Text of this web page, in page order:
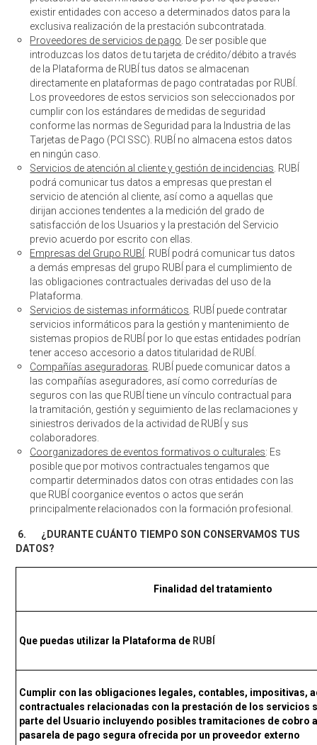
existir entidades con acceso a determinados datos para la
exclusiva realización de la prestación subcontratada.
Proveedores de servicios de pago . De ser posible que
introduzcas los datos de tu tarjeta de crédito/débito a través
de la Plataforma de RUBÍ tus datos se almacenan
directamente en plataformas de pago contratadas por RUBÍ.
Los proveedores de estos servicios son seleccionados por
cumplir con los estándares de medidas de seguridad
conforme las normas de Seguridad para la Industria de las
Tarjetas de Pago (PCI SSC). RUBÍ no almacena estos datos
en ningún caso.
Servicios de atención al cliente y gestión de incidencias . RUBÍ
podrá comunicar tus datos a empresas que prestan el
servicio de atención al cliente, así como a aquellas que
dirijan acciones tendentes a la medición del grado de
satisfacción de los Usuarios y la prestación del Servicio
previo acuerdo por escrito con ellas.
Empresas del Grupo RUBÍ
. RUBÍ podrá comunicar tus datos
a demás empresas del grupo RUBÍ para el cumplimiento de
las obligaciones contractuales derivadas del uso de la
Plataforma.
Servicios de sistemas informáticos . RUBÍ puede contratar
servicios informáticos para la gestión y mantenimiento de
sistemas propios de RUBÍ por lo que estas entidades podrían
tener acceso accesorio a datos titularidad de RUBÍ.
Compañías aseguradoras . RUBÍ puede comunicar datos a
las compañías aseguradores, así como corredurías de
seguros con las que RUBÍ tiene un vínculo contractual para
la tramitación, gestión y seguimiento de las reclamaciones y
siniestros derivados de la actividad de RUBÍ y sus
colaboradores.
Coorganizadores de eventos formativos o culturales: Es
posible que por motivos contractuales tengamos que
compartir determinados datos con otras entidades con las
que RUBÍ coorganice eventos o actos que serán
principalmente relacionados con la formación profesional.
6. ¿DURANTE CUÁNTO TIEMPO SON CONSERVAMOS TUS
DATOS?
Finalidad del tratamiento
Que puedas utilizar la Plataforma de RUBÍ
Cumplir con las obligaciones legales, contables, impositivas,
contractuales relacionadas con la prestación de los servicios
parte del Usuario incluyendo posibles tramitaciones de cobro
pasarela de pago segura ofrecida por un proveedor externo